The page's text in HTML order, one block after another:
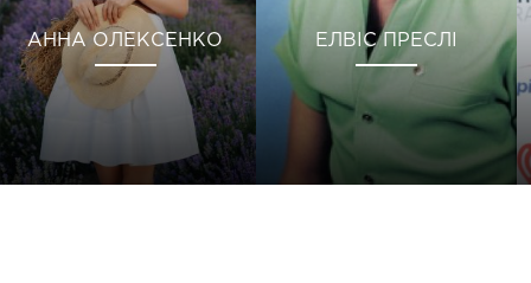
АННА ОЛЕКСЕНКО ЕЛВІС ПРЕСЛІ